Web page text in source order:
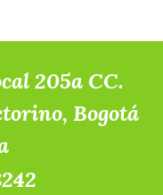
205a CC.
Bogotá